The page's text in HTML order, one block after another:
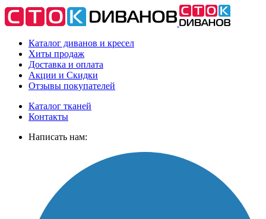
Каталог диванов и кресел
Хиты продаж
Доставка и оплата
Акции и Скидки
Отзывы покупателей
Каталог тканей
Контакты
Написать нам: